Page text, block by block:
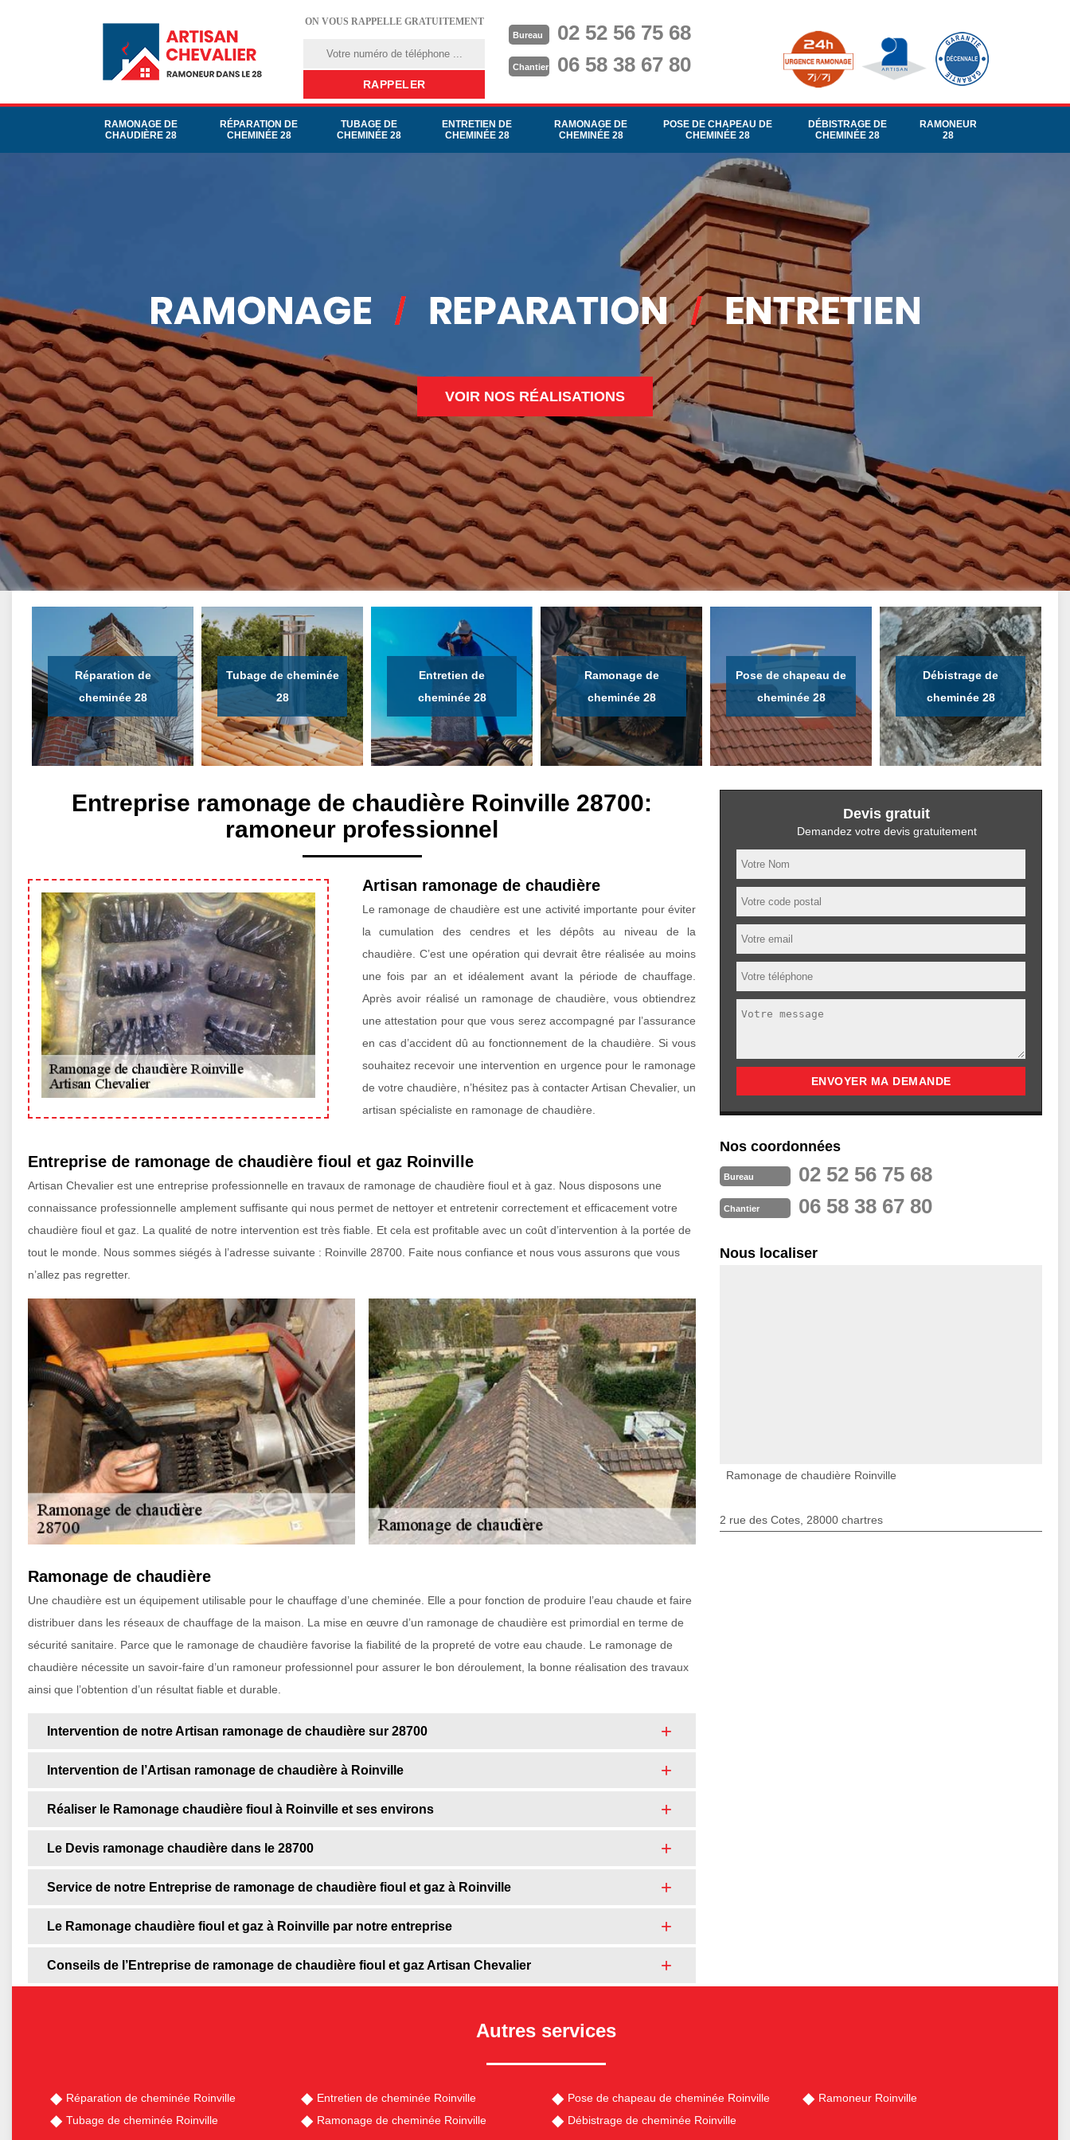
ON VOUS RAPPELLE GRATUITEMENT
Bureau 02 52 56 75 68
Chantier 06 58 38 67 80
RAMONAGE DE
CHAUDIÈRE 28
RÉPARATION DE
CHEMINÉE 28
TUBAGE DE
CHEMINÉE 28
ENTRETIEN DE
CHEMINÉE 28
RAMONAGE DE
CHEMINÉE 28
POSE DE CHAPEAU DE
CHEMINÉE 28
DÉBISTRAGE DE
CHEMINÉE 28
RAMONEUR
28
VOIR NOS RÉALISATIONS
Réparation de
cheminée 28
Tubage de cheminée
28
Entretien de
cheminée 28
Ramonage de
cheminée 28
Pose de chapeau de
cheminée 28
Débistrage de
cheminée 28
Entreprise ramonage de chaudière Roinville 28700:
ramoneur professionnel
Artisan ramonage de chaudière
Le ramonage de chaudière est une activité importante pour éviter
la cumulation des cendres et les dépôts au niveau de la
chaudière. C’est une opération qui devrait être réalisée au moins
une fois par an et idéalement avant la période de chauffage.
Après avoir réalisé un ramonage de chaudière, vous obtiendrez
une attestation pour que vous serez accompagné par l’assurance
en cas d’accident dû au fonctionnement de la chaudière. Si vous
souhaitez recevoir une intervention en urgence pour le ramonage
de votre chaudière, n’hésitez pas à contacter Artisan Chevalier, un
artisan spécialiste en ramonage de chaudière.
Entreprise de ramonage de chaudière fioul et gaz Roinville
Artisan Chevalier est une entreprise professionnelle en travaux de ramonage de chaudière fioul et à gaz. Nous disposons une
connaissance professionnelle amplement suffisante qui nous permet de nettoyer et entretenir correctement et efficacement votre
chaudière fioul et gaz. La qualité de notre intervention est très fiable. Et cela est profitable avec un coût d’intervention à la portée de
tout le monde. Nous sommes siégés à l’adresse suivante : Roinville 28700. Faite nous confiance et nous vous assurons que vous
n’allez pas regretter.
Ramonage de chaudière
Une chaudière est un équipement utilisable pour le chauffage d’une cheminée. Elle a pour fonction de produire l’eau chaude et faire
distribuer dans les réseaux de chauffage de la maison. La mise en œuvre d’un ramonage de chaudière est primordial en terme de
sécurité sanitaire. Parce que le ramonage de chaudière favorise la fiabilité de la propreté de votre eau chaude. Le ramonage de
chaudière nécessite un savoir-faire d’un ramoneur professionnel pour assurer le bon déroulement, la bonne réalisation des travaux
ainsi que l’obtention d’un résultat fiable et durable.
Intervention de notre Artisan ramonage de chaudière sur 28700
Intervention de l’Artisan ramonage de chaudière à Roinville
Réaliser le Ramonage chaudière fioul à Roinville et ses environs
Le Devis ramonage chaudière dans le 28700
Service de notre Entreprise de ramonage de chaudière fioul et gaz à Roinville
Le Ramonage chaudière fioul et gaz à Roinville par notre entreprise
Conseils de l’Entreprise de ramonage de chaudière fioul et gaz Artisan Chevalier
Devis gratuit
Demandez votre devis gratuitement
Nos coordonnées
Bureau 02 52 56 75 68
Chantier 06 58 38 67 80
Nous localiser
Ramonage de chaudière Roinville
2 rue des Cotes, 28000 chartres
Autres services
Réparation de cheminée Roinville
Tubage de cheminée Roinville
Entretien de cheminée Roinville
Ramonage de cheminée Roinville
Pose de chapeau de cheminée Roinville
Débistrage de cheminée Roinville
Ramoneur Roinville